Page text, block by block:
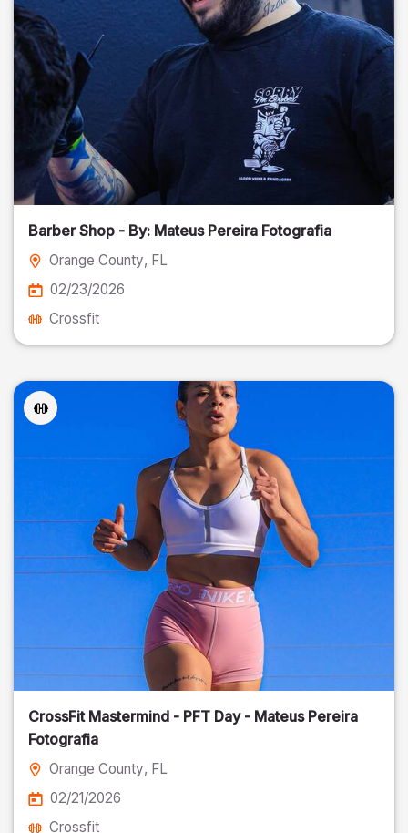
Barber Shop - By: Mateus Pereira Fotografia
Orange County, FL
02/23/2026
Crossfit
CrossFit Mastermind - PFT Day - Mateus Pereira
Fotografia
Orange County, FL
02/21/2026
Crossfit